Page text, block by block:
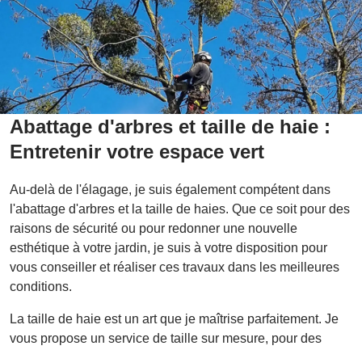
Abattage d'arbres et taille de haie :
Entretenir votre espace vert
Au-delà de l'élagage, je suis également compétent dans
l'abattage d'arbres et la taille de haies. Que ce soit pour des
raisons de sécurité ou pour redonner une nouvelle
esthétique à votre jardin, je suis à votre disposition pour
vous conseiller et réaliser ces travaux dans les meilleures
conditions.
La taille de haie est un art que je maîtrise parfaitement. Je
vous propose un service de taille sur mesure, pour des